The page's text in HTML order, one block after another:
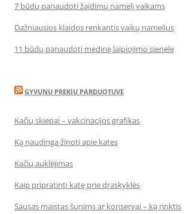
7 būdų panaudoti žaidimų namelį vaikams
Dažniausios klaidos renkantis vaikų namelius
11 būdų panaudoti medinę laipiojimo sienelę
GYVUNU PREKIU PARDUOTUVE
Kačių skiepai – vakcinacijos grafikas
Ką naudinga žinoti apie kates
Kačių auklėjimas
Kaip pripratinti katę prie draskyklės
Sausas maistas šunims ar konservai – ką rinktis